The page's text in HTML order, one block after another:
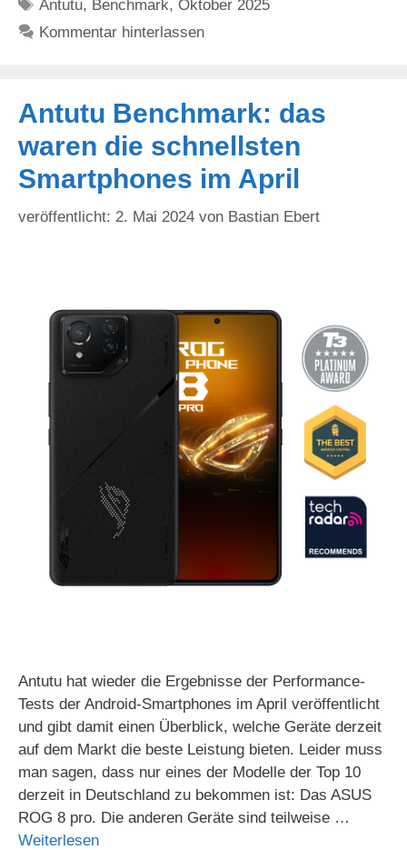
Antutu, Benchmark,Oktober 2025
Kommentar hinterlassen
Antutu Benchmark: das
waren die schnellsten
Smartphones im April
2. Mai 2024 von Bastian Ebert
Antutu hat wieder die Ergebnisse der Performance-
Tests der Android-Smartphones im April veröffentlicht
und gibt damit einen Überblick, welche Geräte derzeit
auf dem Markt die beste Leistung bieten. Leider muss
man sagen, dass nur eines der Modelle der Top 10
derzeit in Deutschland zu bekommen ist: Das ASUS
ROG 8 pro. Die anderen Geräte sind teilweise …
Weiterlesen